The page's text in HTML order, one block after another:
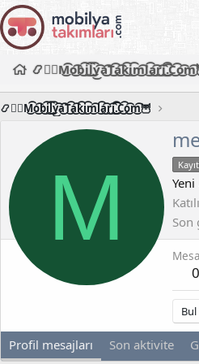
📿🧙‍♂️M͜͡o͜͡b͜͡i͜͡l͜͡y͜͡a͜͡T͜͡a͜͡k͜͡i͜͡m͜͡l͜͡a͜͡r͜͡i͜͡.͜͡C͜͡o͜͡m͜͡🦉
M
Yeni
Son
0
Bul
Profil mesajları Son aktivite